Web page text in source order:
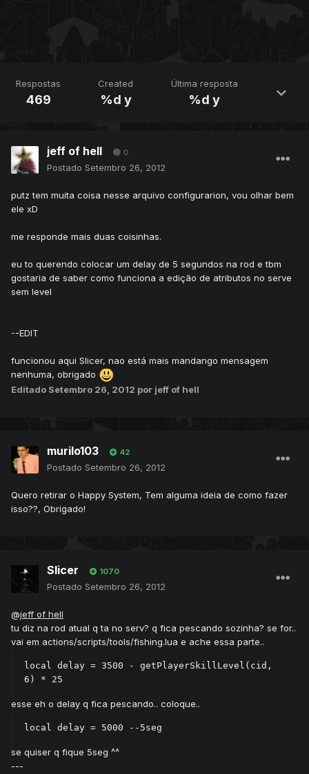
Respostas
469
Created
%d y
Última resposta
%d y
jeff of hell 0
Postado Setembro 26, 2012
putz tem muita coisa nesse arquivo configurarion, vou olhar bem
ele xD
me responde mais duas coisinhas.
eu to querendo colocar um delay de 5 segundos na rod e tbm
gostaria de saber como funciona a edição de atributos no serve
sem level
--EDIT
funcionou aqui Slicer, nao está mais mandango mensagem
nenhuma, obrigado
Editado Setembro 26, 2012 por jeff of hell
murilo103 42
Postado Setembro 26, 2012
Quero retirar o Happy System, Tem alguma ideia de como fazer
isso??, Obrigado!
Slicer 1070
Postado Setembro 26, 2012
@jeff of hell
tu diz na rod atual q ta no serv? q fica pescando sozinha? se for..
vai em actions/scripts/tools/fishing.lua e ache essa parte..
local delay = 3500 - getPlayerSkillLevel(cid,
6) * 25
esse eh o delay q fica pescando.. coloque..
local delay = 5000 --5seg
se quiser q fique 5seg ^^
---